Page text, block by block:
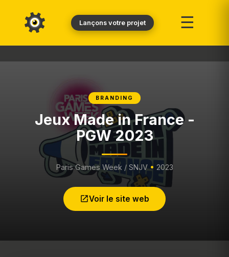
Lançons votre projet ☰
BRANDING
Jeux Made in France -
PGW 2023
Paris Games Week / SNJV• 2023
Voir le site web